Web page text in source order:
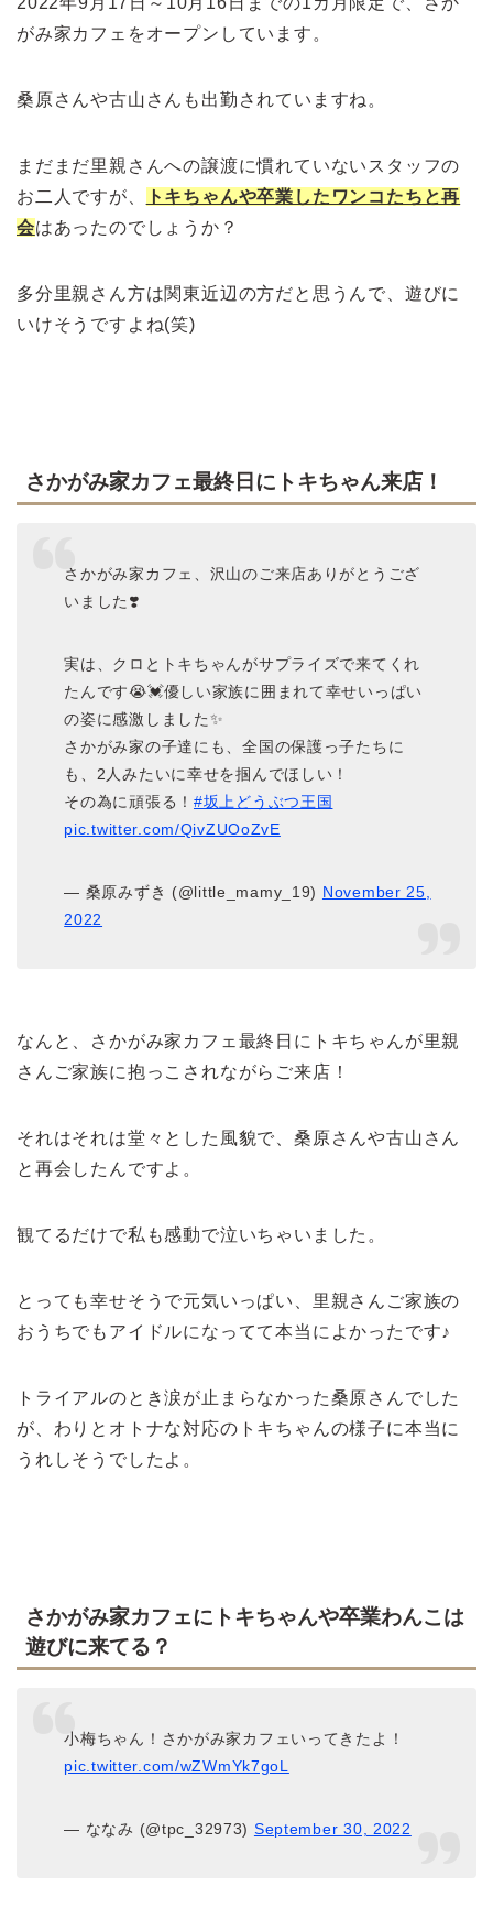
がみ家カフェをオープンしています。
桑原さんや古山さんも出勤されていますね。
まだまだ里親さんへの譲渡に慣れていないスタッフの
お二人ですが、
トキちゃんや卒業したワンコたちと再
会はあったのでしょうか？
多分里親さん方は関東近辺の方だと思うんで、遊びに
いけそうですよね(笑)
さかがみ家カフェ最終日にトキちゃん来店！
さかがみ家カフェ、沢山のご来店ありがとうござ
いました❣️
実は、クロとトキちゃんがサプライズで来てくれ
たんです😭💓優しい家族に囲まれて幸せいっぱい
の姿に感激しました✨
さかがみ家の子達にも、全国の保護っ子たちに
も、2人みたいに幸せを掴んでほしい！
その為に頑張る！ #坂上どうぶつ王国
pic.twitter.com/QivZUOoZvE
— 桑原みずき (@little_mamy_19) November 25,
2022
なんと、さかがみ家カフェ最終日にトキちゃんが里親
さんご家族に抱っこされながらご来店！
それはそれは堂々とした風貌で、桑原さんや古山さん
と再会したんですよ。
観てるだけで私も感動で泣いちゃいました。
とっても幸せそうで元気いっぱい、里親さんご家族の
おうちでもアイドルになってて本当によかったです♪
トライアルのとき涙が止まらなかった桑原さんでした
が、わりとオトナな対応のトキちゃんの様子に本当に
うれしそうでしたよ。
さかがみ家カフェにトキちゃんや卒業わんこは
遊びに来てる？
小梅ちゃん！さかがみ家カフェいってきたよ！
pic.twitter.com/wZWmYk7goL
— ななみ (@tpc_32973) September 30, 2022